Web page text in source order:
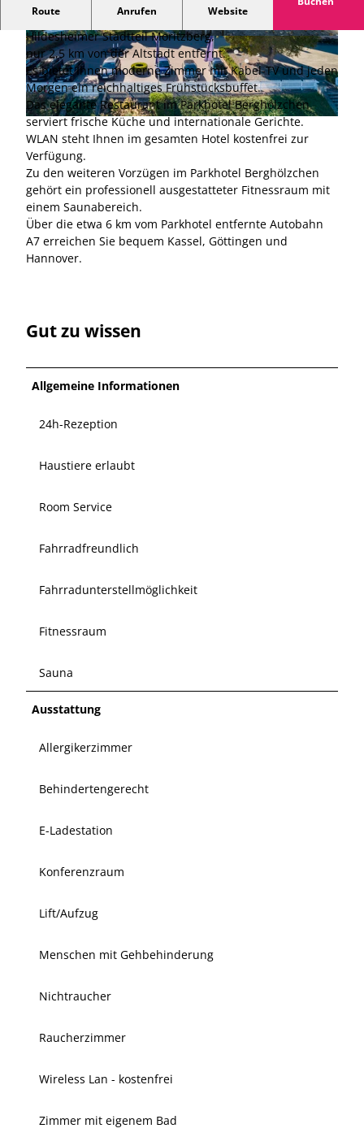
© Parkhotel Berghölzchen
© halbersbacher hospitality group © Parkhotel Berghölzchen
Route Anrufen Website
Das Parkhotel Berghölzchen begrüßt Sie im
Hildesheimer Stadtteil Moritzberg,
nur 2,5 km von der Altstadt entfernt.
Es bietet Ihnen moderne Zimmer mit Kabel-TV und jeden
Morgen ein reichhaltiges Frühstücksbuffet.
Das elegante Restaurant im Parkhotel Berghölzchen
serviert frische Küche und internationale Gerichte.
WLAN steht Ihnen im gesamten Hotel kostenfrei zur
Verfügung.
Zu den weiteren Vorzügen im Parkhotel Berghölzchen
gehört ein professionell ausgestatteter Fitnessraum mit
einem Saunabereich.
Über die etwa 6 km vom Parkhotel entfernte Autobahn
A7 erreichen Sie bequem Kassel, Göttingen und
Hannover.
Gut zu wissen
Allgemeine Informationen
24h-Rezeption
Haustiere erlaubt
Room Service
Fahrradfreundlich
Fahrradunterstellmöglichkeit
Fitnessraum
Sauna
Ausstattung
Allergikerzimmer
Behindertengerecht
E-Ladestation
Konferenzraum
Lift/Aufzug
Menschen mit Gehbehinderung
Nichtraucher
Raucherzimmer
Wireless Lan - kostenfrei
Zimmer mit eigenem Bad